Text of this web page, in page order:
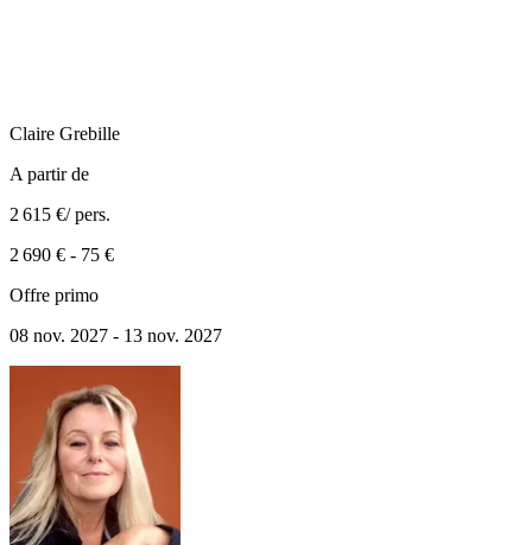
Claire Grebille
A partir de
2 615 €/ pers.
2 690 € - 75 €
Offre primo
08 nov. 2027 - 13 nov. 2027